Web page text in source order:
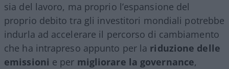
sia del lavoro, ma proprio l’espansione del
proprio debito tra gli investitori mondiali potrebbe
indurla ad accelerare il percorso di cambiamento
che ha intrapreso appunto per la riduzione delle
emissioni e per migliorare la governance,